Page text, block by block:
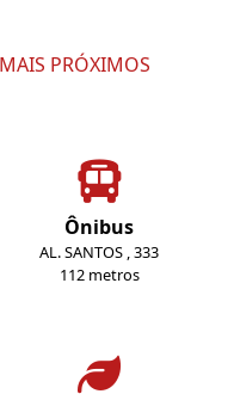
PRÓXIMOS
Ônibus
AL. SANTOS , 333
112 metros